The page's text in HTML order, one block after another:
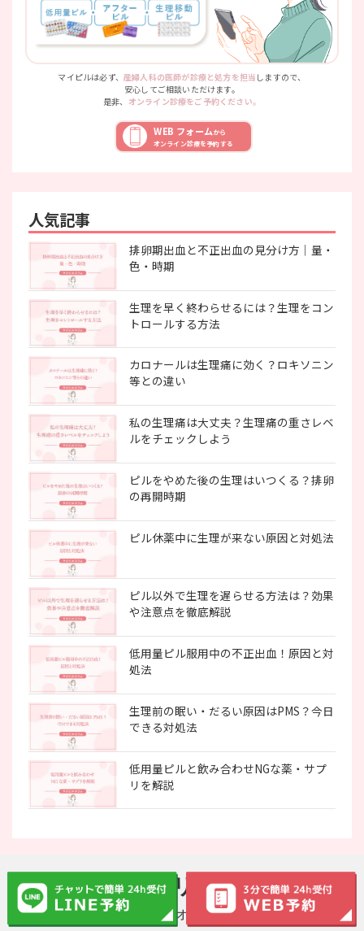
人気記事
排卵期出血と不正出血の見分け方｜量・
色・時期
生理を早く終わらせるには？生理をコン
トロールする方法
カロナールは生理痛に効く？ロキソニン
等との違い
私の生理痛は大丈夫？生理痛の重さレベ
ルをチェックしよう
ピルをやめた後の生理はいつくる？排卵
の再開時期
ピル休薬中に生理が来ない原因と対処法
ピル以外で生理を遅らせる方法は？効果
や注意点を徹底解説
低用量ピル服用中の不正出血！原因と対
処法
生理前の眠い・だるい原因はPMS？今日
できる対処法
低用量ピルと飲み合わせNGな薬・サプ
リを解説
マイピルは必ず、産婦人科の医師が診療と処方を担当 しますので、
安心してご相談いただけます。
是非、 オンライン診療をご予約ください。
WEB フォームから
オンライン診療を予約する
今すぐアプリで診療予約
アプリ限定のオトク情報も！